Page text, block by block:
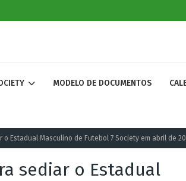
MODELO DE DOCUMENTOS
Estadual Masculino de Futebol 7 Society em abril de
sediar o Estadual